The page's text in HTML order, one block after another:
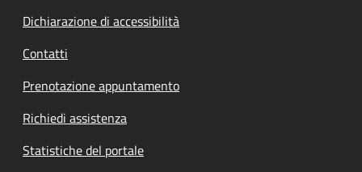
Dichiarazione di accessibilità
Contatti
Prenotazione appuntamento
Richiedi assistenza
Statistiche del portale